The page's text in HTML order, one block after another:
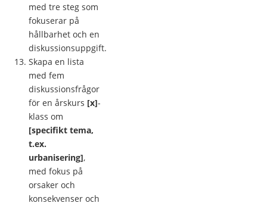
med tre steg som
fokuserar på
hållbarhet och en
diskussionsuppgift.
Skapa en lista
med fem
diskussionsfrågor
för en årskurs [x]-
klass om
[specifikt tema,
t.ex.
urbanisering],
med fokus på
orsaker och
konsekvenser och